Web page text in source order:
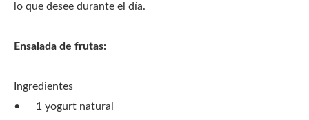
lo que desee durante el día.
Ensalada de frutas:
Ingredientes
•
1 yogurt natural